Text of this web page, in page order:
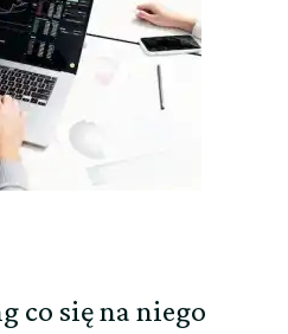
co się na niego